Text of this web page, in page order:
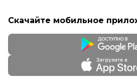
Скачайте мобильное